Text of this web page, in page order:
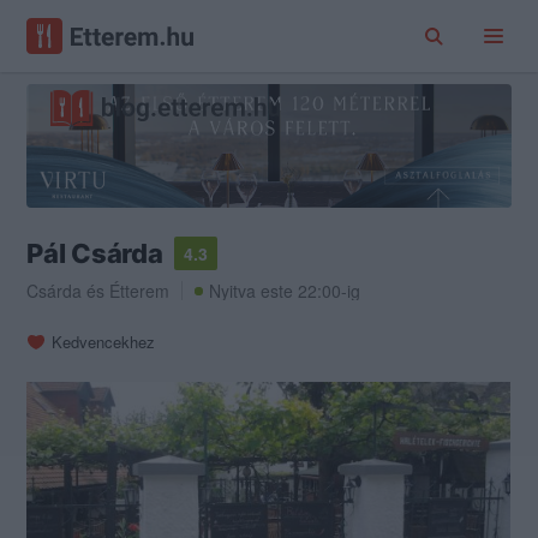
Pál Csárda
4.3
Csárda és Étterem Nyitva este 22:00-ig
Kedvencekhez